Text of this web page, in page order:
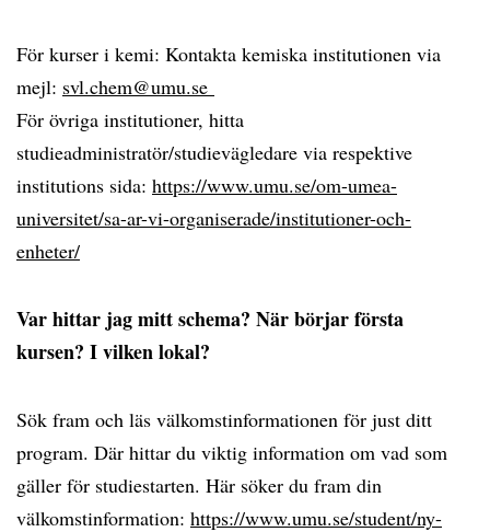
För kurser i kemi: Kontakta kemiska institutionen via
mejl: svl.chem@umu.se
För övriga institutioner, hitta
studieadministratör/studievägledare via respektive
institutions sida: https://www.umu.se/om-umea-
universitet/sa-ar-vi-organiserade/institutioner-och-
enheter/
Var hittar jag mitt schema? När börjar första
kursen? I vilken lokal?
Sök fram och läs välkomstinformationen för just ditt
program. Där hittar du viktig information om vad som
gäller för studiestarten. Här söker du fram din
välkomstinformation: https://www.umu.se/student/ny-